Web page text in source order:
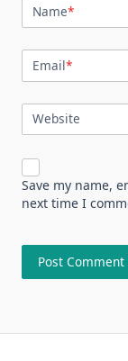
Name*
Email*
Website
Save my name,
next time I